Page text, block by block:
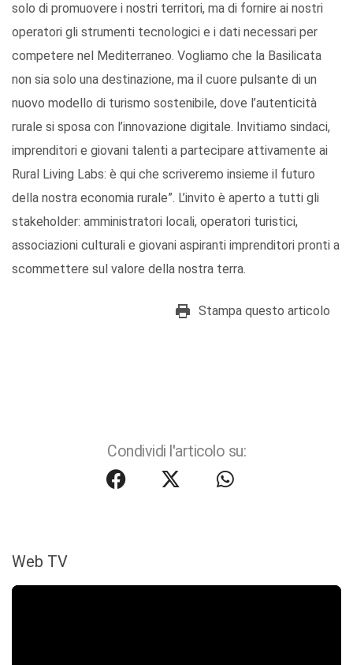
solo di promuovere i nostri territori, ma di fornire ai nostri
operatori gli strumenti tecnologici e i dati necessari per
competere nel Mediterraneo. Vogliamo che la Basilicata
non sia solo una destinazione, ma il cuore pulsante di un
nuovo modello di turismo sostenibile, dove l’autenticità
rurale si sposa con l’innovazione digitale. Invitiamo sindaci,
imprenditori e giovani talenti a partecipare attivamente ai
Rural Living Labs: è qui che scriveremo insieme il futuro
della nostra economia rurale”. L’invito è aperto a tutti gli
stakeholder: amministratori locali, operatori turistici,
associazioni culturali e giovani aspiranti imprenditori pronti a
scommettere sul valore della nostra terra.
Stampa questo articolo
Condividi l'articolo su:
Web TV